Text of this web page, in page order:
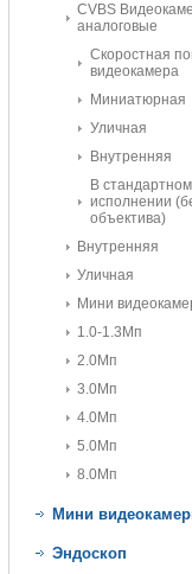
CVBS
аналоговые
Скоростная
видеокамера
Миниатюрная
Уличная
Внутренняя
В стандартном
исполнении
объектива)
Внутренняя
Уличная
Мини
1.0-1.3Мп
2.0Мп
3.0Мп
4.0Мп
5.0Мп
8.0Мп
Мини
Эндоскоп